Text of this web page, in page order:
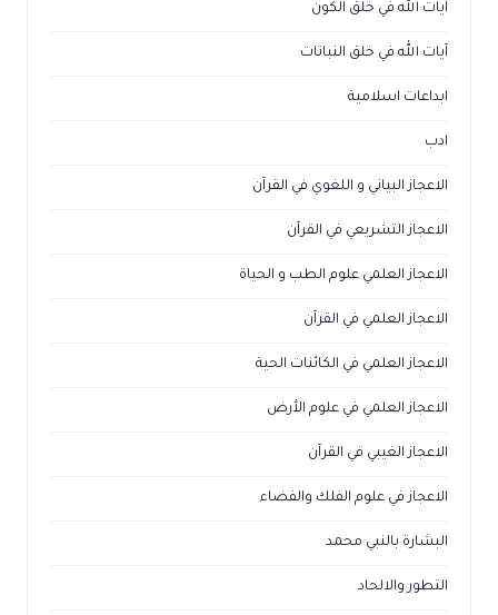
آيات الله في خلق الكون
آيات الله في خلق النباتات
ابداعات اسلامية
ادب
الاعجاز البياني و اللغوي في القرآن
الاعجاز التشريعي في القرآن
الاعجاز العلمي علوم الطب و الحياة
الاعجاز العلمي في القرآن
الاعجاز العلمي في الكائنات الحية
الاعجاز العلمي في علوم الأرض
الاعجاز الغيبي في القرآن
الاعجاز في علوم الفلك والفضاء
البشارة بالنبي محمد
التطور والالحاد